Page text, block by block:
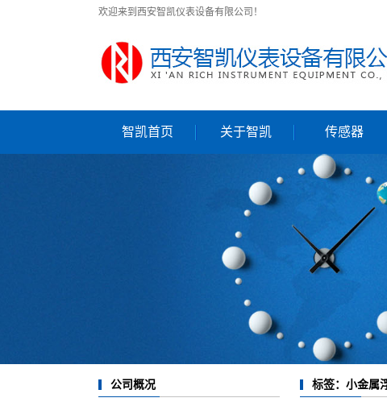
欢迎来到西安智凯仪表设备有限公司！
智凯首页 关于智凯
公司资质
联系我们
传感器
公司概况 标签：小金属